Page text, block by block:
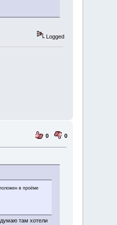
Logged
0 0
в проёме
там хотели